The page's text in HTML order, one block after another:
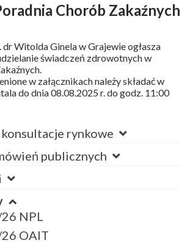
rynkowe
publicznych
NPL
OAIT
Chorób Zakaźnych
Witolda Ginela w Grajewie ogłasza
świadczeń zdrowotnych w
w załącznikach należy składać w
do dnia 08.08.2025 r. do godz. 11:00